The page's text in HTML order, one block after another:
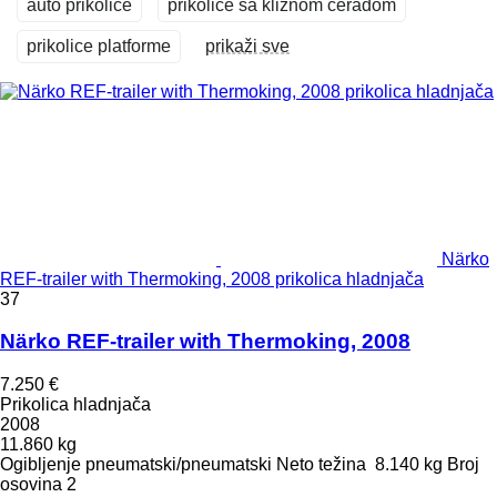
auto prikolice prikolice sa kliznom ceradom
prikolice platforme prikaži sve
Närko
REF-trailer with Thermoking, 2008 prikolica hladnjača
37
Närko REF-trailer with Thermoking, 2008
7.250 €
Prikolica hladnjača
2008
11.860 kg
Ogibljenje pneumatski/pneumatski Neto težina 8.140 kg Broj
osovina 2